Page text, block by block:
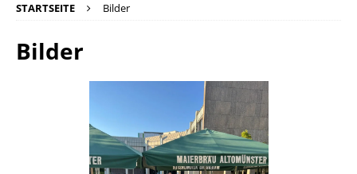
STARTSEITE Bilder
Bilder